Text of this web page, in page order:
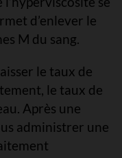
d’enlever le
M du sang.
le taux de
le taux de
Après une
administrer une